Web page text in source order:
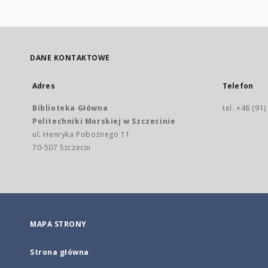
DANE KONTAKTOWE
Adres
Biblioteka Główna
Politechniki Morskiej w Szczecinie
ul. Henryka Pobożnego 11
70-507 Szczecin
Telefon
tel. +48
MAPA STRONY
Strona główna